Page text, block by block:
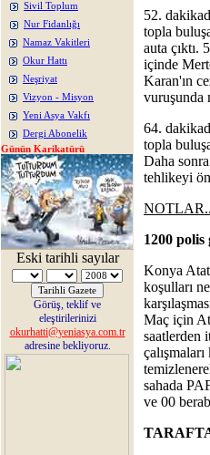
Sivil Toplum
Nur Fidanlığı
Namaz Vakitleri
Okur Hattı
Neşriyat
Vizyon - Misyon
Yeni Asya Vakfı
Dergi Abonelik
Günün Karikatürü
Eski tarihli sayılar
Görüş, teklif ve
eleştirilerinizi
okurhatti@yeniasya.com.tr
adresine bekliyoruz.
52.
topla
auta çıktı.
içinde
Karan'ın
vuruşunda
64.
topla
Daha
tehlikeyi
1200 polis
Konya
koşulları
Maç için
saatlerden
sahada
ve 00